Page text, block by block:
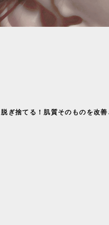
ぎ捨てる！肌質そのものを改